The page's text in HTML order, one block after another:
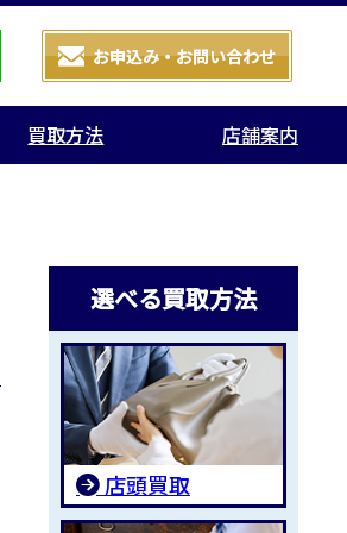
買取方法 店舗案内
選べる買取方法
店頭買取